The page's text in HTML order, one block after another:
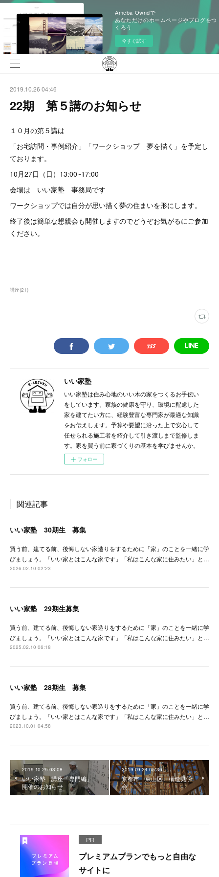
Ameba Owndで
あなただけのホームページやブログをつ
くろう
今すぐ試す
2019.10.26 04:46
22期 第５講のお知らせ
１０月の第５講は
「お宅訪問・事例紹介」「ワークショップ 夢を描く」を予定し
ております。
10月27日（日）13:00~17:00
会場は いい家塾 事務局です
ワークショップでは自分が思い描く夢の住まいを形にします。
終了後は簡単な懇親会も開催しますのでどうぞお気がるにご参加
ください。
講座(21)
いい家塾
いい家塾は住み心地のいい木の家をつくるお手伝い
をしています。家族の健康を守り、環境に配慮した
家を建てたい方に、経験豊富な専門家が最適な知識
をお伝えします。予算や要望に沿った上で安心して
任せられる施工者を紹介して引き渡しまで監修しま
す。家を買う前に家づくりの基本を学びませんか。
フォロー
関連記事
いい家塾 30期生 募集
買う前、建てる前、後悔しない家造りをするために「家」のことを一緒に学
びましょう。「いい家とはこんな家です」「私はこんな家に住みたい」と…
2026.02.10 02:23
いい家塾 29期生募集
買う前、建てる前、後悔しない家造りをするために「家」のことを一緒に学
びましょう。「いい家とはこんな家です」「私はこんな家に住みたい」と…
2025.02.10 06:18
いい家塾 28期生 募集
買う前、建てる前、後悔しない家造りをするために「家」のことを一緒に学
びましょう。「いい家とはこんな家です」「私はこんな家に住みたい」と…
2023.10.01 04:58
2019.10.29 03:08
いい家塾 講座「専門編」
開催のお知らせ
2019.09.24 05:36
京都市 東山区 構造見学
会
PR
プレミアムプランでもっと自由な
サイトに